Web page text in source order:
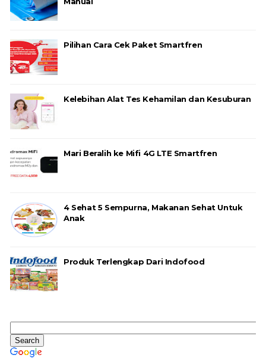
Pilihan Cara Cek Paket Smartfren
Kelebihan Alat Tes Kehamilan dan Kesuburan
Mari Beralih ke Mifi 4G LTE Smartfren
4 Sehat 5 Sempurna, Makanan Sehat Untuk
Anak
Produk Terlengkap Dari Indofood